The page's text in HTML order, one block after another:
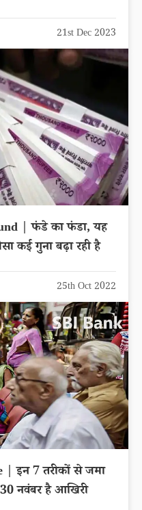
21st Dec 2023
| फंडे का फंडा, यह
कई गुना बढ़ा रही है
25th Oct 2022
इन 7 तरीकों से जमा
नवंबर है आखिरी